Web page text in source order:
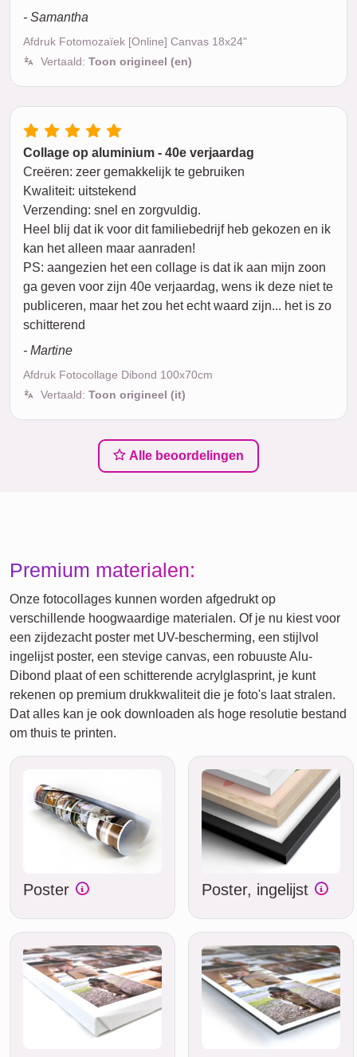
- Samantha
Afdruk Fotomozaïek [Online] Canvas 18x24"
Vertaald: Toon origineel (en)
Collage op aluminium - 40e verjaardag
Creëren: zeer gemakkelijk te gebruiken
Kwaliteit: uitstekend
Verzending: snel en zorgvuldig.
Heel blij dat ik voor dit familiebedrijf heb gekozen en ik
kan het alleen maar aanraden!
PS: aangezien het een collage is dat ik aan mijn zoon
ga geven voor zijn 40e verjaardag, wens ik deze niet te
publiceren, maar het zou het echt waard zijn... het is zo
schitterend
- Martine
Afdruk Fotocollage Dibond 100x70cm
Vertaald: Toon origineel (it)
Alle beoordelingen
Premium materialen:
Onze fotocollages kunnen worden afgedrukt op
verschillende hoogwaardige materialen. Of je nu kiest voor
een zijdezacht poster met UV-bescherming, een stijlvol
ingelijst poster, een stevige canvas, een robuuste Alu-
Dibond plaat of een schitterende acrylglasprint, je kunt
rekenen op premium drukkwaliteit die je foto's laat stralen.
Dat alles kan je ook downloaden als hoge resolutie bestand
om thuis te printen.
Poster Poster, ingelijst